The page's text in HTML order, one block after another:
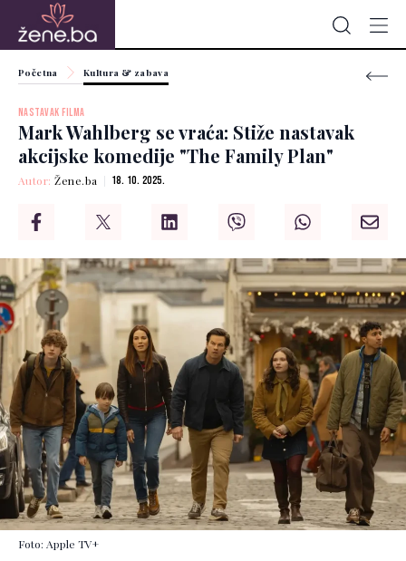
Početna Kultura & zabava
NASTAVAK FILMA
Mark Wahlberg se vraća: Stiže nastavak
akcijske komedije "The Family Plan"
Autor:Žene.ba 18. 10. 2025.
Foto: Apple TV+